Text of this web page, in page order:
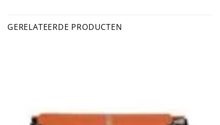
GERELATEERDE PRODUCTEN